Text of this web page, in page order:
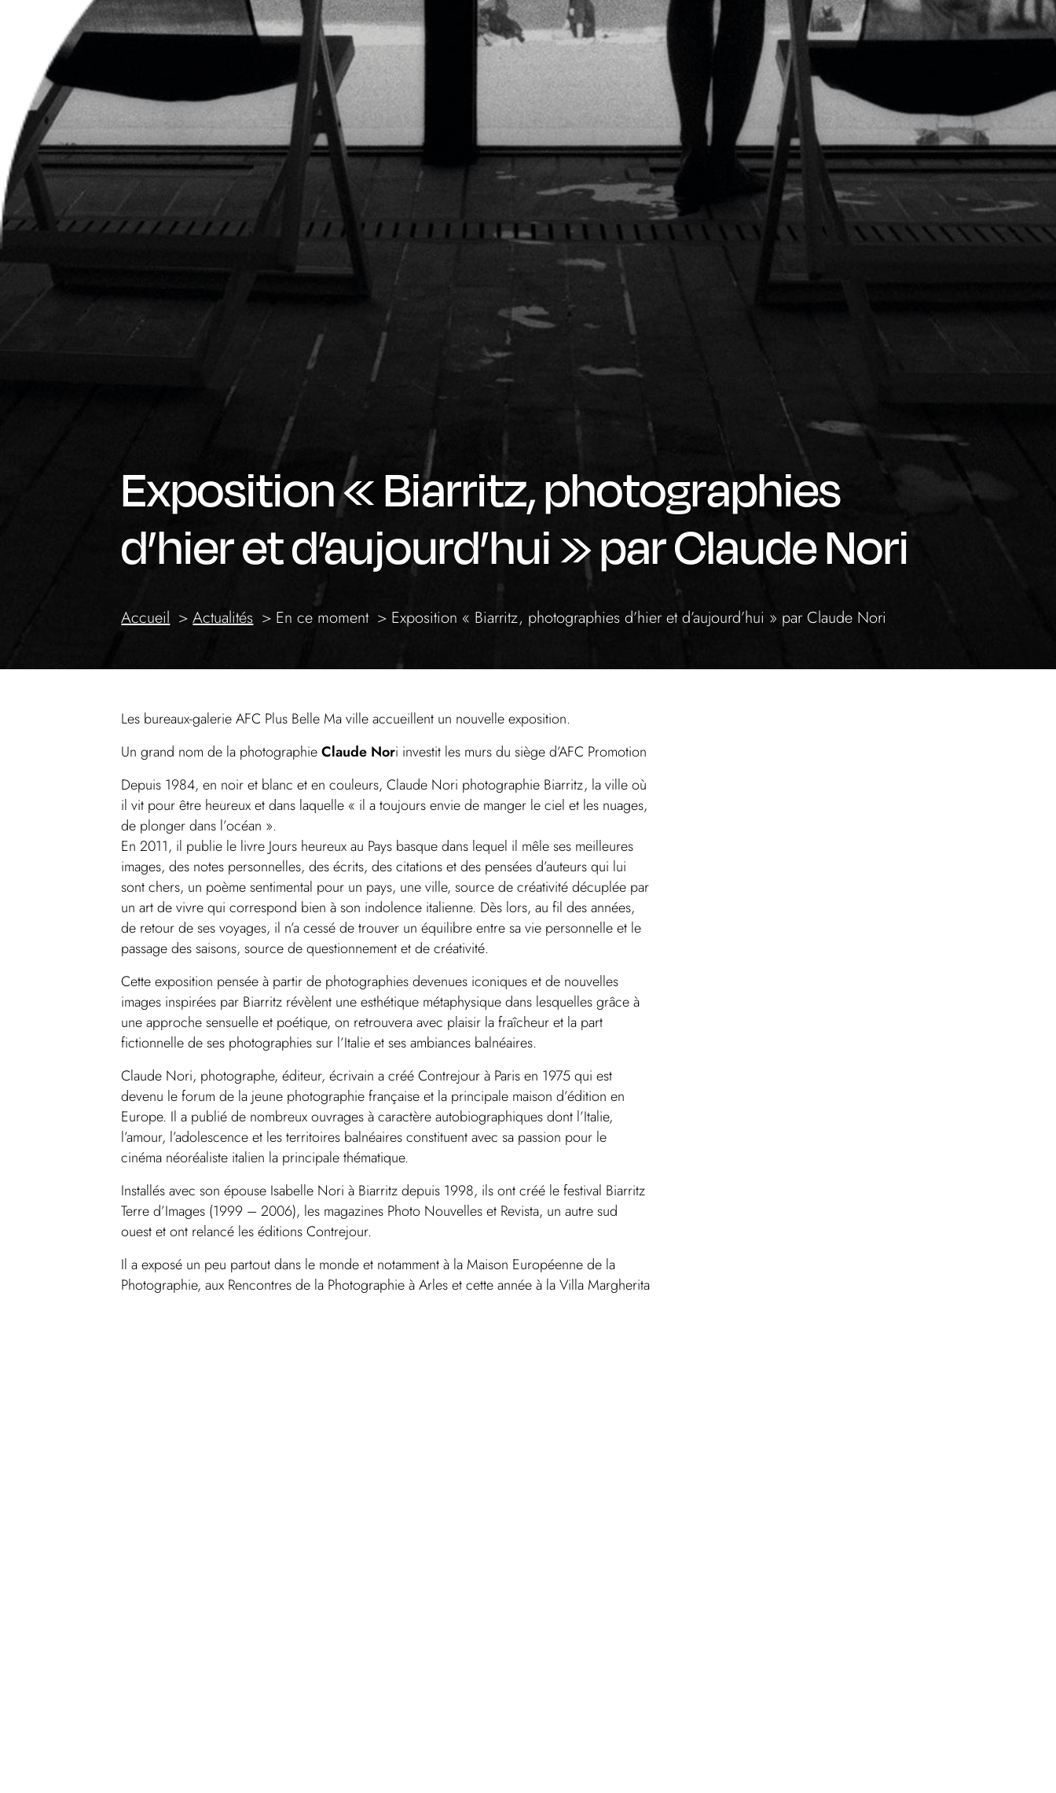
Exposition « Biarritz, photographies
d’hier et d’aujourd’hui » par Claude Nori
Accueil Actualités En ce moment Exposition « Biarritz, photographies d’hier et d’aujourd’hui » par Claude Nori
Les bureaux-galerie AFC Plus Belle Ma ville accueillent un nouvelle exposition.
Un grand nom de la photographieClaude Nori investit les murs du siège d’AFC Promotion
Depuis 1984, en noir et blanc et en couleurs, Claude Nori photographie Biarritz, la ville où
il vit pour être heureux et dans laquelle « il a toujours envie de manger le ciel et les nuages,
de plonger dans l’océan ».
En 2011, il publie le livre Jours heureux au Pays basque dans lequel il mêle ses meilleures
images, des notes personnelles, des écrits, des citations et des pensées d’auteurs qui lui
sont chers, un poème sentimental pour un pays, une ville, source de créativité décuplée par
un art de vivre qui correspond bien à son indolence italienne. Dès lors, au fil des années,
de retour de ses voyages, il n’a cessé de trouver un équilibre entre sa vie personnelle et le
passage des saisons, source de questionnement et de créativité.
Cette exposition pensée à partir de photographies devenues iconiques et de nouvelles
images inspirées par Biarritz révèlent une esthétique métaphysique dans lesquelles grâce à
une approche sensuelle et poétique, on retrouvera avec plaisir la fraîcheur et la part
fictionnelle de ses photographies sur l’Italie et ses ambiances balnéaires.
Claude Nori, photographe, éditeur, écrivain a créé Contrejour à Paris en 1975 qui est
devenu le forum de la jeune photographie française et la principale maison d’édition en
Europe. Il a publié de nombreux ouvrages à caractère autobiographiques dont l’Italie,
l’amour, l’adolescence et les territoires balnéaires constituent avec sa passion pour le
cinéma néoréaliste italien la principale thématique.
Installés avec son épouse Isabelle Nori à Biarritz depuis 1998, ils ont créé le festival Biarritz
Terre d’Images (1999 – 2006), les magazines Photo Nouvelles et Revista, un autre sud
ouest et ont relancé les éditions Contrejour.
Il a exposé un peu partout dans le monde et notamment à la Maison Européenne de la
Photographie, aux Rencontres de la Photographie à Arles et cette année à la Villa Margherita